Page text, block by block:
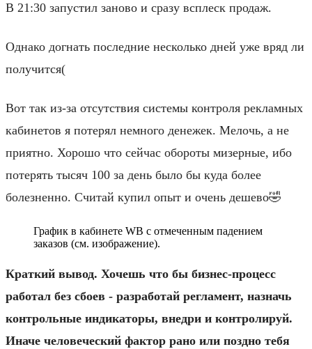
В 21:30 запустил заново и сразу всплеск продаж.
Однако догнать последние несколько дней уже вряд ли
получится(
Вот так из-за отсутствия системы контроля рекламных
кабинетов я потерял немного денежек. Мелочь, а не
приятно. Хорошо что сейчас обороты мизерные, ибо
потерять тысяч 100 за день было бы куда более
болезненно. Считай купил опыт и очень дешево🤣
График в кабинете WB с отмеченным падением
заказов (см. изображение).
Краткий вывод. Хочешь что бы бизнес-процесс
работал без сбоев - разработай регламент, назначь
контрольные индикаторы, внедри и контролируй.
Иначе человеческий фактор рано или поздно тебя